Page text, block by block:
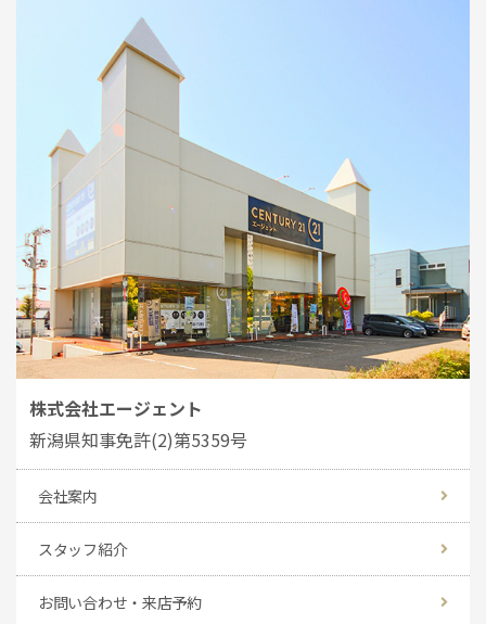
株式会社エージェント
新潟県知事免許(2)第5359号
会社案内
スタッフ紹介
お問い合わせ・来店予約